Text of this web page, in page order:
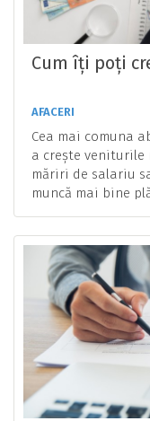
Cum îți poți
AFACERI
Cea mai comuna
a crește veniturile
măriri de salariu
muncă mai bine